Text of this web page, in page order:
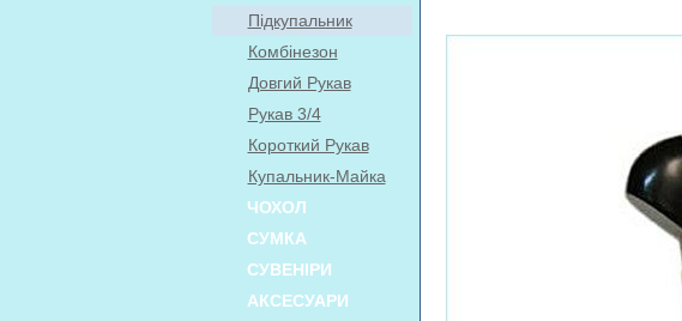
Підкупальник
Комбінезон
Довгий Рукав
Рукав 3/4
Короткий Рукав
Купальник-Майка
ЧОХОЛ
СУМКА
СУВЕНІРИ
АКСЕСУАРИ